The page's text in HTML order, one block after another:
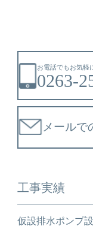
お電話でもお気軽
0263-
メールで
工事実績
仮設排水ポンプ